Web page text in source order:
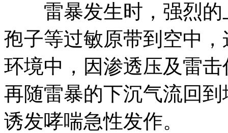
雷暴发生时，强烈的
孢子等过敏原带到空中
环境中，因渗透压及雷
再随雷暴的下沉气流回
诱发哮喘急性发作。